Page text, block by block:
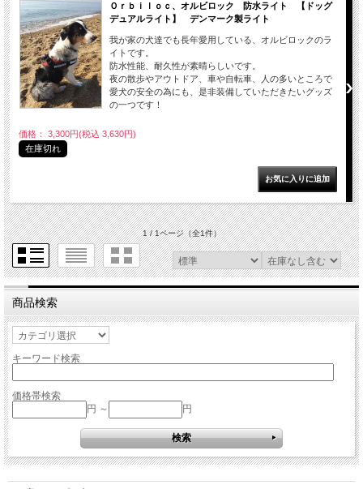
Ｏｒｂｉｌｏｃ、オルビロック 防水ライト 【ドッグ
デュアルライト】 デンマーク製ライト
我が家の犬達でも長年愛用している、オルビロックのラ
イトです。
防水性能、耐久性が素晴らしいです。
夜の散歩やアウトドア、車や自転車、人の多いところで
愛犬の安全の為にも、是非装備していただきたいグッズ
の一つです！
価格： 3,300円(税込 3,630円)
在庫切れ
1 / 1ページ（全1件）
商品検索
キーワード検索
価格帯検索
円 ～
円